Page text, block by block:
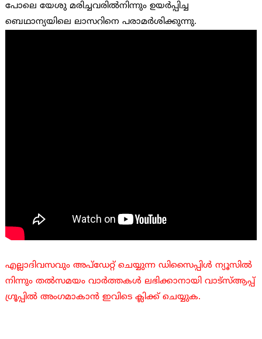
പോലെ യേശു മരിച്ചവരില്‍നിന്നും ഉയര്‍പ്പിച്ച
ബെഥാന്യയിലെ ലാസറിനെ പരാമര്‍ശിക്കുന്നു.
എല്ലാദിവസവും അപ്ഡേറ്റ് ചെയ്യുന്ന ഡിസൈപ്പിൾ ന്യൂസിൽ
നിന്നും തൽസമയം വാർത്തകൾ ലഭിക്കാനായി വാട്സ്ആപ്പ്
ഗ്രൂപ്പിൽ അംഗമാകാൻ ഇവിടെ ക്ലിക്ക് ചെയ്യുക.